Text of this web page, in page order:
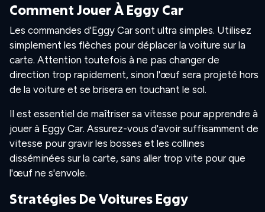
Comment Jouer À Eggy Car
Les commandes d'Eggy Car sont ultra simples. Utilisez
simplement les flèches pour déplacer la voiture sur la
carte. Attention toutefois à ne pas changer de
direction trop rapidement, sinon l'œuf sera projeté hors
de la voiture et se brisera en touchant le sol.
Il est essentiel de maîtriser sa vitesse pour apprendre à
jouer à Eggy Car. Assurez-vous d'avoir suffisamment de
vitesse pour gravir les bosses et les collines
disséminées sur la carte, sans aller trop vite pour que
l'œuf ne s'envole.
Stratégies De Voitures Eggy